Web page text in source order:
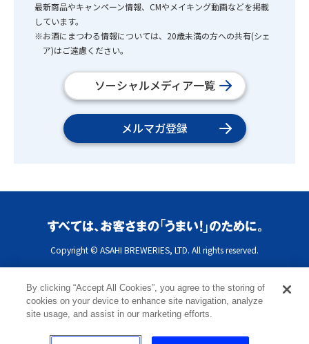
最新商品やキャンペーン情報、CMやメイキング動画などを掲載
しています。
※お酒にまつわる情報については、20歳未満の方への共有(シェ
ア)はご遠慮ください。
ソーシャルメディア一覧
メルマガ登録
Copyright © ASAHI BREWERIES, LTD. All rights reserved.
By clicking “Accept All Cookies”, you agree to the storing of
cookies on your device to enhance site navigation, analyze
site usage, and assist in our marketing efforts.